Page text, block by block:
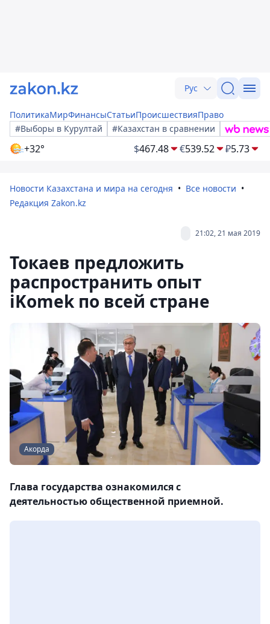
Рус
ПолитикаМирФинансыСтатьиПроисшествияПраво
#Выборы в Курултай
#Казахстан в сравнении
+32° $467.48 €539.52 ₽5.73
Новости Казахстана и мира на сегодня
Все новости
Редакция Zakon.kz
21:02, 21 мая 2019
Токаев предложить
распространить опыт
iKomek по всей стране
Акорда
Глава государства ознакомился с
деятельностью общественной приемной.